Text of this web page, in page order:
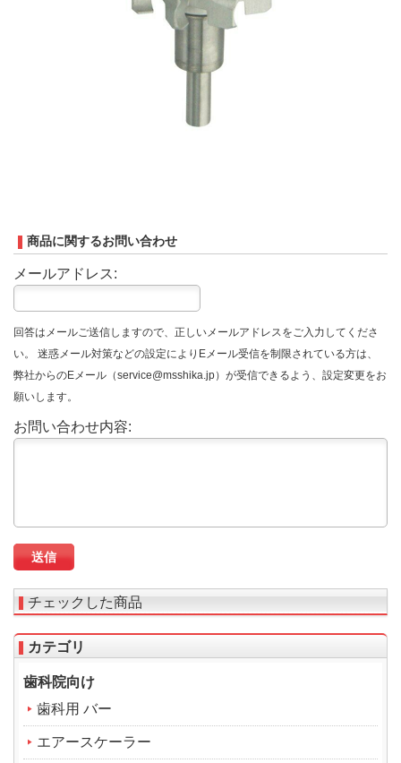
商品に関するお問い合わせ
メールアドレス:
回答はメールご送信しますので、正しいメールアドレスをご入力してくださ
い。 迷惑メール対策などの設定によりEメール受信を制限されている方は、
弊社からのEメール（service@msshika.jp）が受信できるよう、設定変更をお
願いします。
お問い合わせ内容:
チェックした商品
カテゴリ
歯科院向け
歯科用 バー
エアースケーラー